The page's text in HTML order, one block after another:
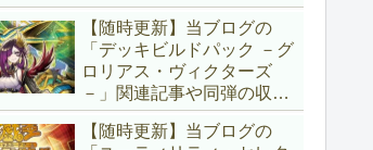
同弾の収録リストまとめ。
マンガスタイルとオーバー
フレームに焦点を当てた新
商品！！また、原作のモン
スターもリメイクされてい
ます！！【遊戯王OCG】
【随時更新】当ブログの
「デッキビルドパック －グ
ロリアス・ヴィクターズ
－」関連記事や同弾の収録
リストまとめ。効果を持た
ない古のモンスターを使役
【随時更新】当ブログの